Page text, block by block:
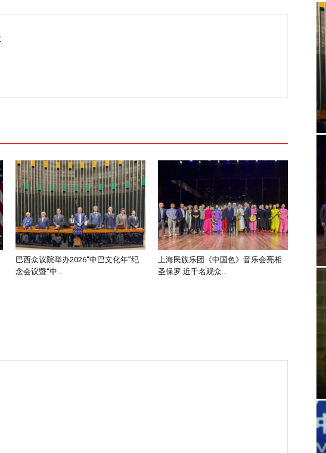
巴西众议院举办2026“中巴文化年”纪
念会议暨“中...
上海民族乐团《中国色》音乐会亮相
圣保罗 近千名观众...